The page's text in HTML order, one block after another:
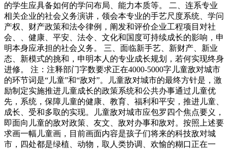
的学生应具备如何的学问布局、能力本质等。 二、连系专业
相关企业的社会义务演讲，领会本专业的手艺尺度系统、学问
产权、财产政策和法令律例，阐发和评价企业工程项目对社
会、、健康、平安、法令、文化和国度可持续成长的影响，申
明本身应承担的社会义务。 三、面临新手艺、新财产、新业
态、新模式的挑和，申明本人的专业成长规划，若何实现终身
进修。 注：注释部门字数要求正在4000-5000字儿童敌对城市
的环节词是“儿童”和“敌对”。儿童敌对城市的最终方针是，激
励制定实施推进儿童成长的政策系统和公共办事通过儿童优
先，系统，保障儿童的健康、教育、福利和平安，推进儿童、
成长、受和多取的实现。儿童敌对城市应包罗四个焦点要义，
即面向儿童的敌对政策、友文、敌对办事和敌对。按照上述要
求画一幅儿童画，目前画面内容是孩子们将来的科技敌对城
市，四处都是绿植、动物，取人类协调、欢愉的糊口正在一